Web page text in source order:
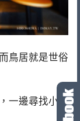
鳥居就是世俗
一邊尋找小鹿